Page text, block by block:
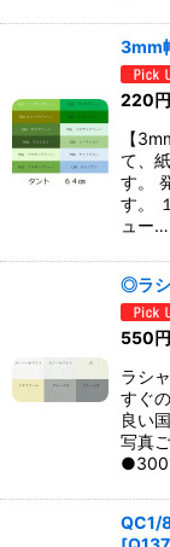
3mm
220円
【
て、
す。
す。
ュー…
◎ラ
550円
ラシ
すぐ
良い
写真
QC1/